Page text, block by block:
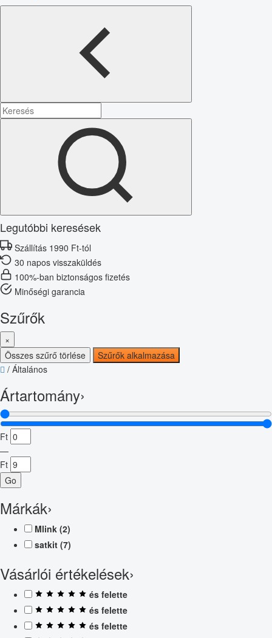
Legutóbbi keresések
Szállítás 1990 Ft-tól
30 napos visszaküldés
100%-ban biztonságos fizetés
Minőségi garancia
Szűrők
×
Összes szűrő törlése
Szűrők alkalmazása
/ Általános
Ártartomány›
Ft
—
Ft
Go
Márkák›
Mlink (2)
satkit (7)
Vásárlói értékelések›
és felette
és felette
és felette